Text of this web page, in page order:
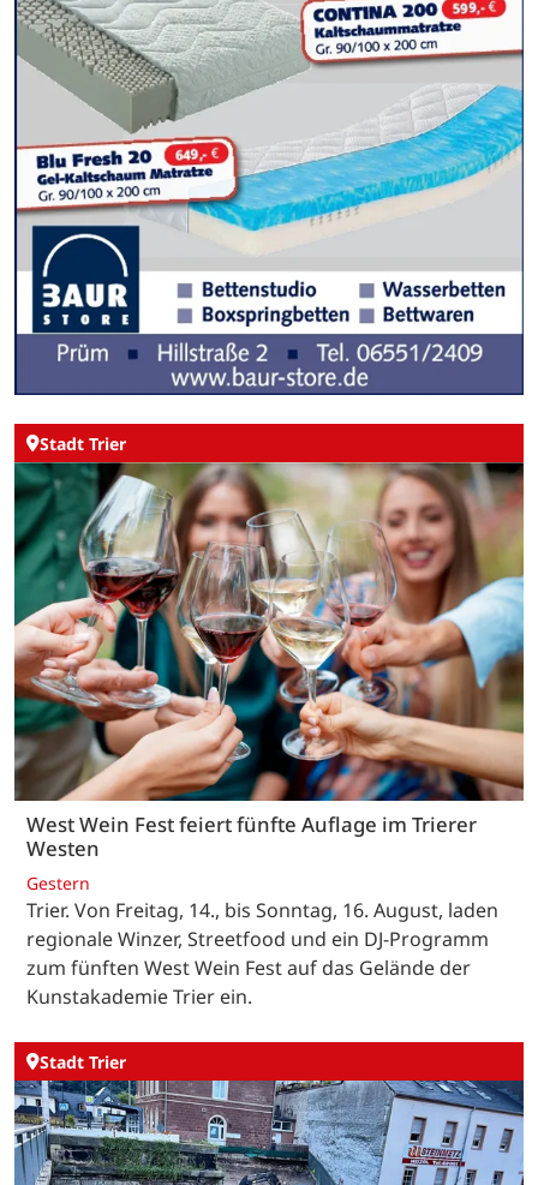
Stadt Trier
West Wein Fest feiert fünfte Auflage im Trierer
Westen
Gestern
Trier. Von Freitag, 14., bis Sonntag, 16. August, laden
regionale Winzer, Streetfood und ein DJ-Programm
zum fünften West Wein Fest auf das Gelände der
Kunstakademie Trier ein.
Stadt Trier